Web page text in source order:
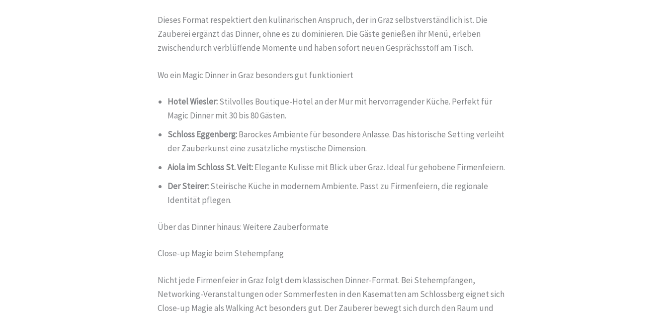
Dieses Format respektiert den kulinarischen Anspruch, der in Graz selbstverständlich ist. Die
Zauberei ergänzt das Dinner, ohne es zu dominieren. Die Gäste genießen ihr Menü, erleben
zwischendurch verblüffende Momente und haben sofort neuen Gesprächsstoff am Tisch.
Wo ein Magic Dinner in Graz besonders gut funktioniert
Hotel Wiesler:Stilvolles Boutique-Hotel an der Mur mit hervorragender Küche. Perfekt für
Magic Dinner mit 30 bis 80 Gästen.
Schloss Eggenberg:Barockes Ambiente für besondere Anlässe. Das historische Setting verleiht
der Zauberkunst eine zusätzliche mystische Dimension.
Aiola im Schloss St. Veit:Elegante Kulisse mit Blick über Graz. Ideal für gehobene Firmenfeiern.
Der Steirer:Steirische Küche in modernem Ambiente. Passt zu Firmenfeiern, die regionale
Identität pflegen.
Über das Dinner hinaus: Weitere Zauberformate
Close-up Magie beim Stehempfang
Nicht jede Firmenfeier in Graz folgt dem klassischen Dinner-Format. Bei Stehempfängen,
Networking-Veranstaltungen oder Sommerfesten in den Kasematten am Schlossberg eignet sich
Close-up Magie als Walking Act besonders gut. Der Zauberer bewegt sich durch den Raum und